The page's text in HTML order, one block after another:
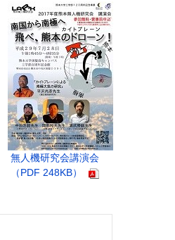
無人機研究会講演会
（PDF 248KB）